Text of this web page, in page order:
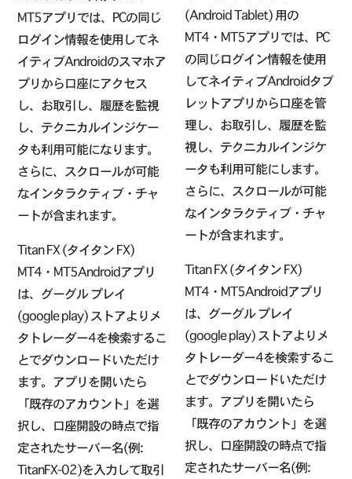
MT5アプリでは、PCの同じ
ログイン情報を使用してネ
イティブAndroidのスマホア
プリから口座にアクセス
し、お取引し、履歴を監視
し、テクニカルインジケー
タも利用可能になります。
さらに、スクロールが可能
なインタラクティブ・チャ
ートが含まれます。
Titan FX (タイタン FX)
MT4・MT5Androidアプリ
は、グーグル プレイ
(google play) ストアよりメ
タトレーダー4を検索するこ
とでダウンロードいただけ
ます。アプリを開いたら
「既存のアカウント」を選
択し、口座開設の時点で指
定されたサーバー名(例:
TitanFX-02)を入力して取引
(Android Tablet) 用の
MT4・MT5アプリでは、PC
の同じログイン情報を使用
してネイティブAndroidタブ
レットアプリから口座を管
理し、お取引し、履歴を監
視し、テクニカルインジケ
ータも利用可能にします。
さらに、スクロールが可能
なインタラクティブ・チャ
ートが含まれます。
Titan FX (タイタン FX)
MT4・MT5Androidアプリ
は、グーグル プレイ
(google play) ストアよりメ
タトレーダー4を検索するこ
とでダウンロードいただけ
ます。アプリを開いたら
「既存のアカウント」を選
択し、口座開設の時点で指
定されたサーバー名(例: